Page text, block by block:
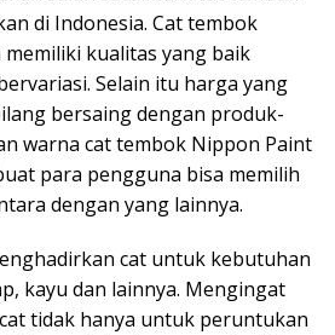
di Indonesia. Cat tembok
kualitas yang baik
Selain itu harga yang
bersaing dengan produk-
warna cat tembok Nippon Paint
para pengguna bisa memilih
dengan yang lainnya.
cat untuk kebutuhan
kayu dan lainnya. Mengingat
tidak hanya untuk peruntukan